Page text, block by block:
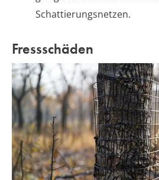
Schattierungsnetzen.
Fressschäden